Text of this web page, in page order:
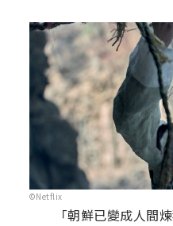
©Netflix
「朝鮮已變成人間煉